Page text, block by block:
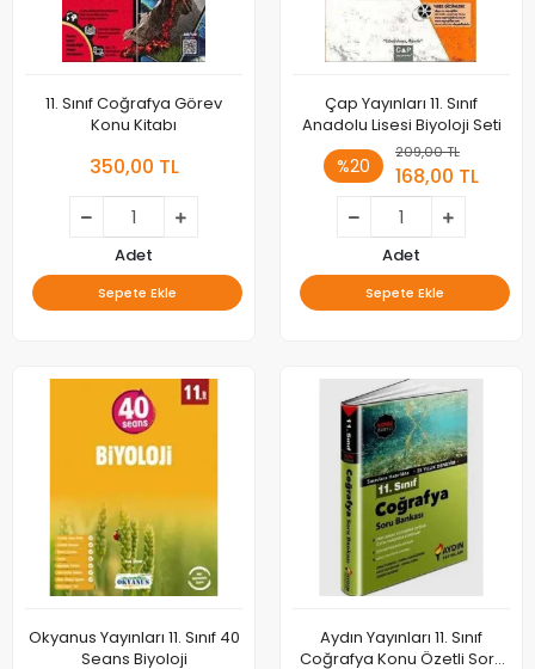
11. Sınıf Coğrafya Görev
Konu Kitabı
350,00 TL
Adet
Sepete Ekle
Çap Yayınları 11. Sınıf
Anadolu Lisesi Biyoloji Seti
%20
209,00 TL
168,00 TL
Adet
Sepete Ekle
Okyanus Yayınları 11. Sınıf 40
Seans Biyoloji
Aydın Yayınları 11. Sınıf
Coğrafya Konu Özetli Soru